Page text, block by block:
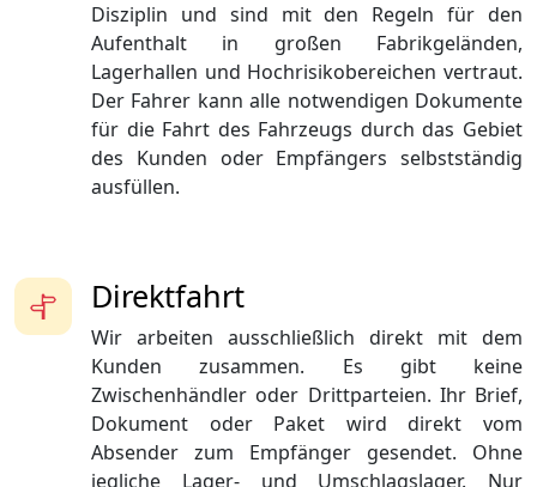
Disziplin und sind mit den Regeln für den
Aufenthalt in großen Fabrikgeländen,
Lagerhallen und Hochrisikobereichen vertraut.
Der Fahrer kann alle notwendigen Dokumente
für die Fahrt des Fahrzeugs durch das Gebiet
des Kunden oder Empfängers selbstständig
ausfüllen.
Direktfahrt
Wir arbeiten ausschließlich direkt mit dem
Kunden zusammen. Es gibt keine
Zwischenhändler oder Drittparteien. Ihr Brief,
Dokument oder Paket wird direkt vom
Absender zum Empfänger gesendet. Ohne
jegliche Lager- und Umschlagslager. Nur